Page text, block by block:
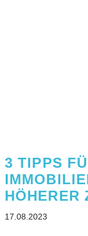
3 TIPPS
HÖHERER
17.08.2023